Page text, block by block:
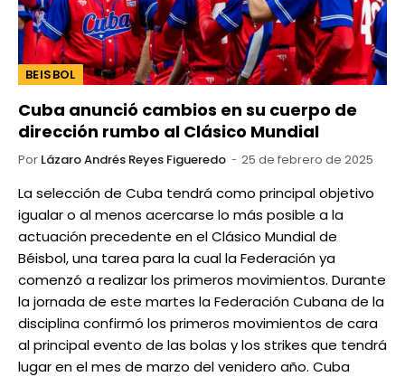
BEISBOL
Cuba anunció cambios en su cuerpo de
dirección rumbo al Clásico Mundial
Por Lázaro Andrés Reyes Figueredo 25 de febrero de 2025
La selección de Cuba tendrá como principal objetivo
igualar o al menos acercarse lo más posible a la
actuación precedente en el Clásico Mundial de
Béisbol, una tarea para la cual la Federación ya
comenzó a realizar los primeros movimientos. Durante
la jornada de este martes la Federación Cubana de la
disciplina confirmó los primeros movimientos de cara
al principal evento de las bolas y los strikes que tendrá
lugar en el mes de marzo del venidero año. Cuba